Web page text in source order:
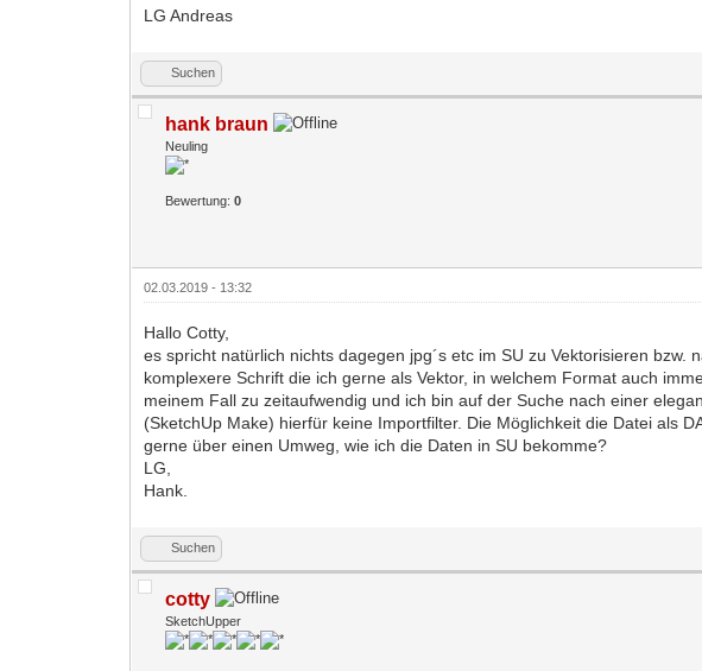
LG Andreas
Suchen
hank braun
Neuling
Bewertung:0
02.03.2019 - 13:32
Hallo Cotty,
es spricht natürlich nichts dagegen jpg´s etc im SU zu Vektorisieren
komplexere Schrift die ich gerne als Vektor, in welchem Format auch
meinem Fall zu zeitaufwendig und ich bin auf der Suche nach einer
(SketchUp Make) hierfür keine Importfilter. Die Möglichkeit die Datei als
gerne über einen Umweg, wie ich die Daten in SU bekomme?
LG,
Hank.
Suchen
cotty
SketchUpper